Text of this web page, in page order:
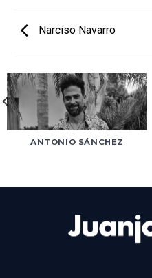
Narciso Navarro
ANTONIO SÁNCHEZ